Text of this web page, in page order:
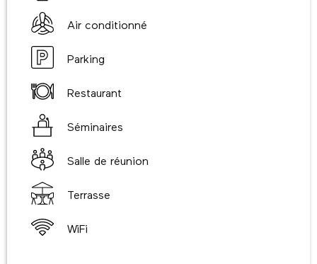
Air conditionné
Parking
Restaurant
Séminaires
Salle de réunion
Terrasse
WiFi